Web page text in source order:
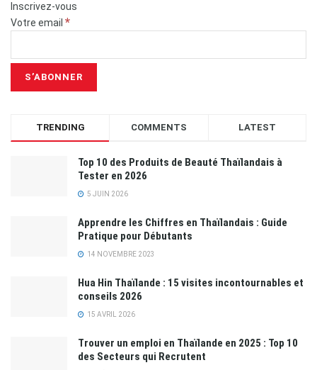
Inscrivez-vous
Votre email *
TRENDING COMMENTS LATEST
Top 10 des Produits de Beauté Thaïlandais à
Tester en 2026
5 JUIN 2026
Apprendre les Chiffres en Thaïlandais : Guide
Pratique pour Débutants
14 NOVEMBRE 2023
Hua Hin Thaïlande : 15 visites incontournables et
conseils 2026
15 AVRIL 2026
Trouver un emploi en Thaïlande en 2025 : Top 10
des Secteurs qui Recrutent